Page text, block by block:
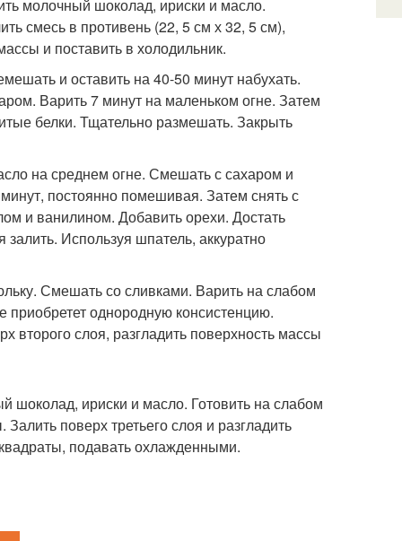
молочный шоколад, ириски и масло.
смесь в противень (22, 5 см х 32, 5 см),
и поставить в холодильник.
и оставить на 40-50 минут набухать.
Варить 7 минут на маленьком огне. Затем
белки. Тщательно размешать. Закрыть
на среднем огне. Смешать с сахаром и
постоянно помешивая. Затем снять с
и ванилином. Добавить орехи. Достать
Используя шпатель, аккуратно
Смешать со сливками. Варить на слабом
приобретет однородную консистенцию.
второго слоя, разгладить поверхность массы
шоколад, ириски и масло. Готовить на слабом
поверх третьего слоя и разгладить
подавать охлажденными.